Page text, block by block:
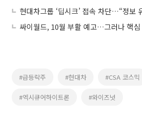
현대차그룹 ‘딥시크’ 접속 차단…“정보
#급등락주 #현대차 #CSA 코스믹
#엑시큐어하이트론 #와이즈넛